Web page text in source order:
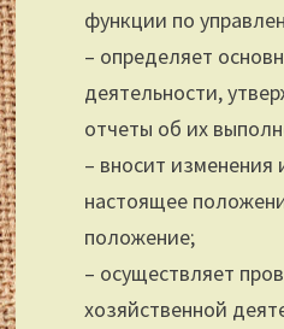
функции по
– определяет
деятельности,
отчеты об их
– вносит изменения
настоящее
положение;
– осуществляет
хозяйственной